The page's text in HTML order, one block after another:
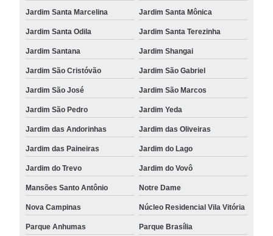
Jardim Santa Marcelina Jardim Santa Mônica
Jardim Santa Odila Jardim Santa Terezinha
Jardim Santana Jardim Shangai
Jardim São Cristóvão Jardim São Gabriel
Jardim São José Jardim São Marcos
Jardim São Pedro Jardim Yeda
Jardim das Andorinhas Jardim das Oliveiras
Jardim das Paineiras Jardim do Lago
Jardim do Trevo Jardim do Vovô
Mansões Santo Antônio Notre Dame
Nova Campinas Núcleo Residencial Vila Vitória
Parque Anhumas Parque Brasília